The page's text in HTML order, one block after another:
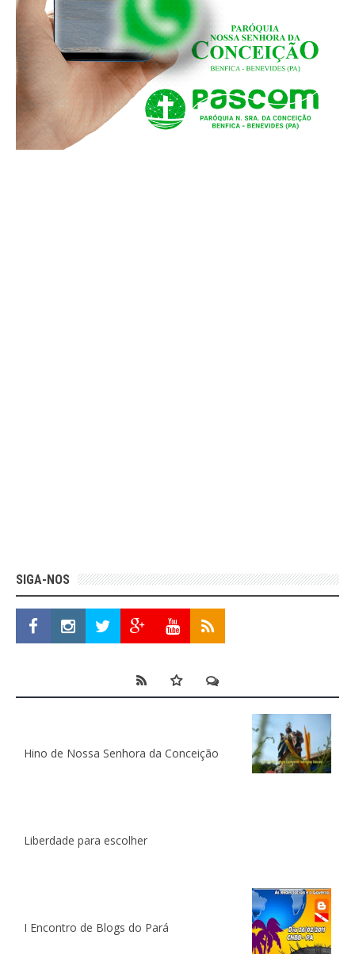
SIGA-NOS
Hino de Nossa Senhora da Conceição
Liberdade para escolher
I Encontro de Blogs do Pará